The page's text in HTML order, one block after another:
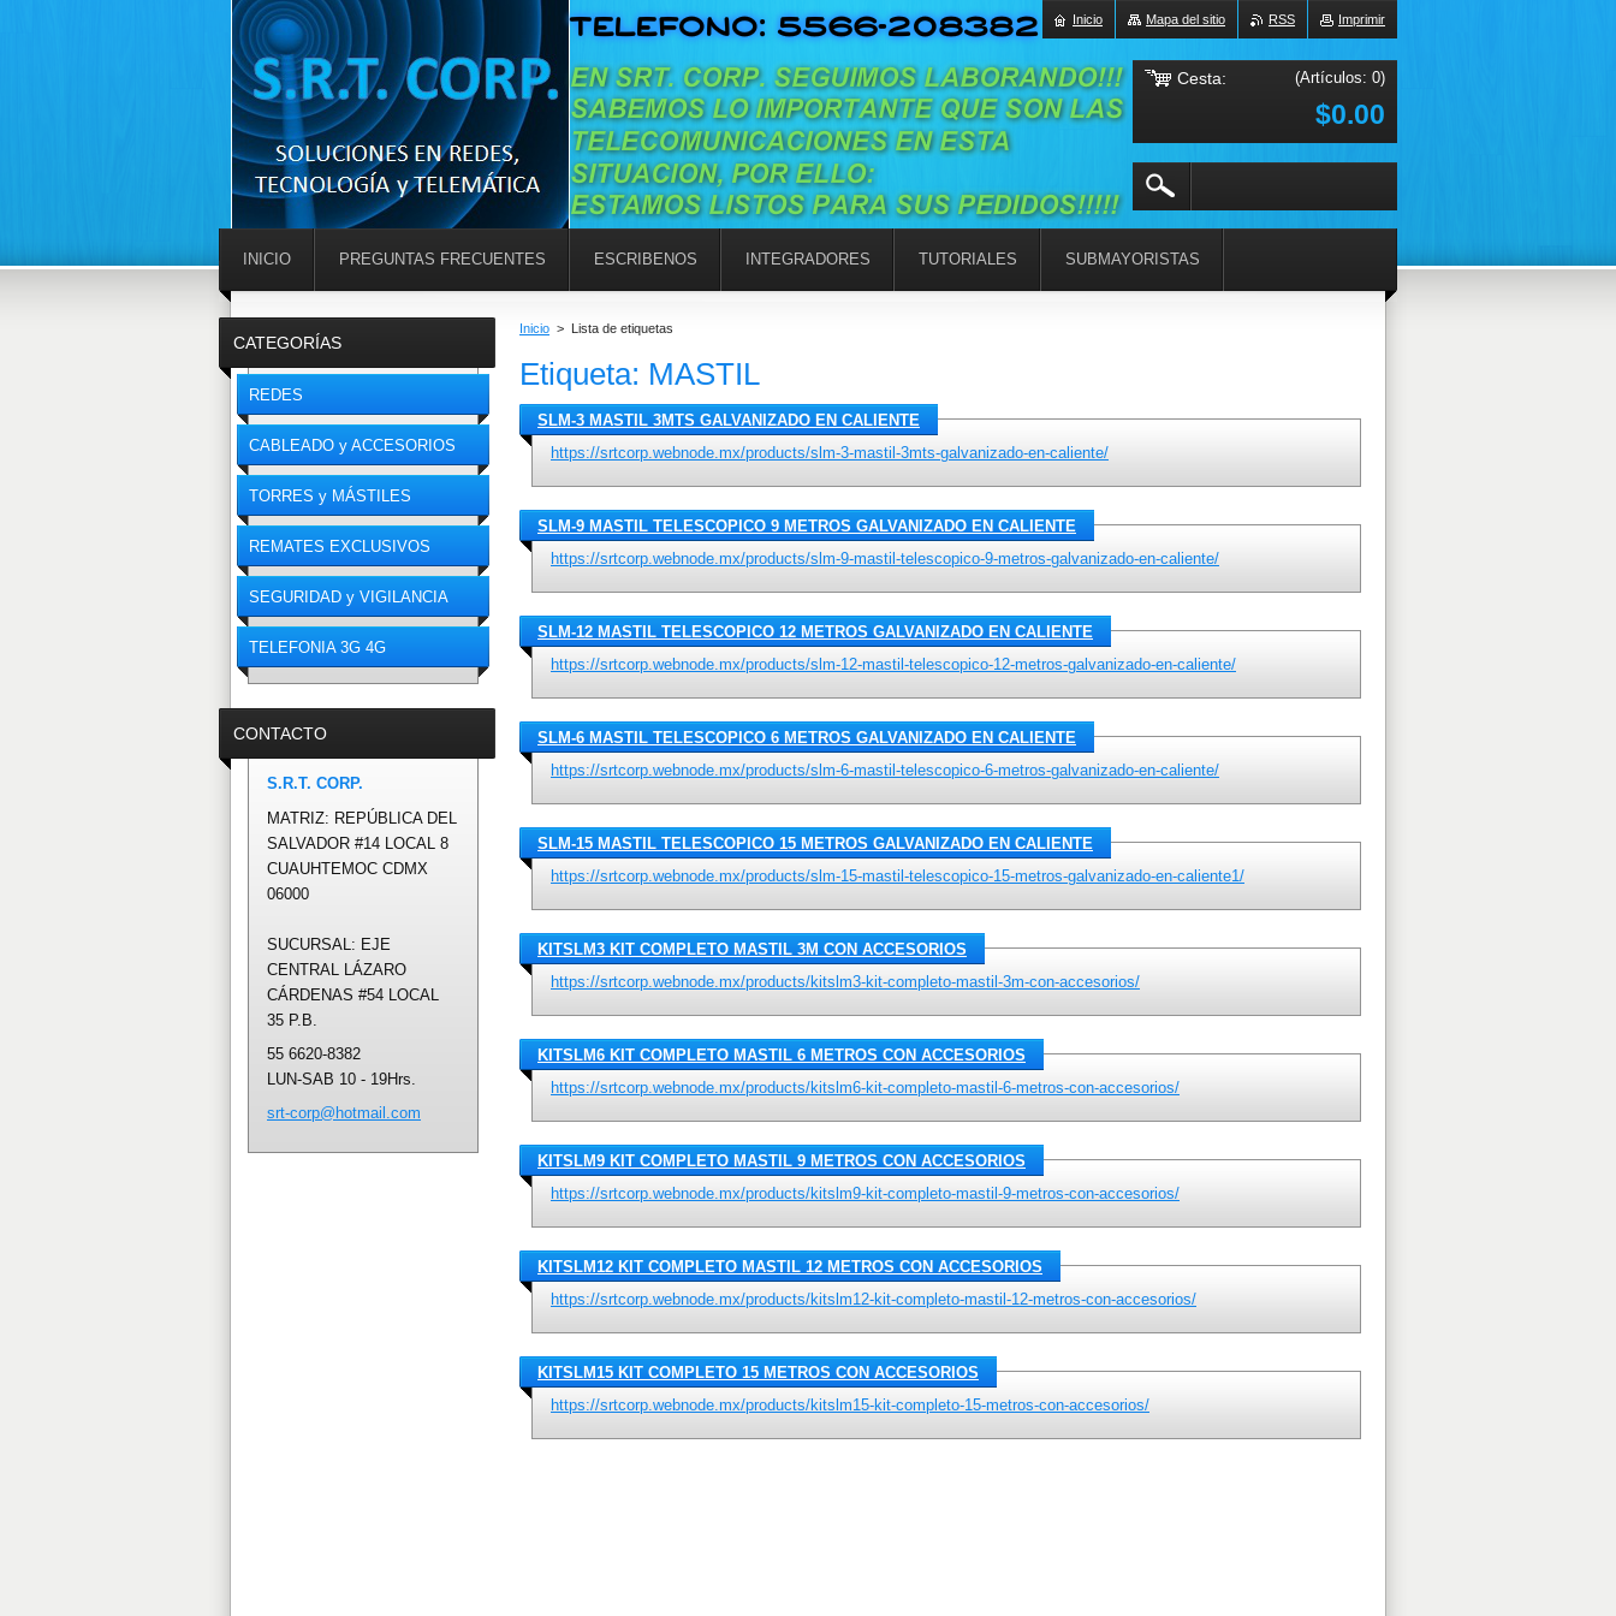
Inicio > Lista de etiquetas
Etiqueta: MASTIL
SLM-3 MASTIL 3MTS GALVANIZADO EN CALIENTE
https://srtcorp.webnode.mx/products/slm-3-mastil-3mts-galvanizado-en-caliente/
SLM-9 MASTIL TELESCOPICO 9 METROS GALVANIZADO EN CALIENTE
https://srtcorp.webnode.mx/products/slm-9-mastil-telescopico-9-metros-galvanizado-en-caliente/
SLM-12 MASTIL TELESCOPICO 12 METROS GALVANIZADO EN CALIENTE
https://srtcorp.webnode.mx/products/slm-12-mastil-telescopico-12-metros-galvanizado-en-caliente/
SLM-6 MASTIL TELESCOPICO 6 METROS GALVANIZADO EN CALIENTE
https://srtcorp.webnode.mx/products/slm-6-mastil-telescopico-6-metros-galvanizado-en-caliente/
SLM-15 MASTIL TELESCOPICO 15 METROS GALVANIZADO EN CALIENTE
https://srtcorp.webnode.mx/products/slm-15-mastil-telescopico-15-metros-galvanizado-en-caliente1/
KITSLM3 KIT COMPLETO MASTIL 3M CON ACCESORIOS
https://srtcorp.webnode.mx/products/kitslm3-kit-completo-mastil-3m-con-accesorios/
KITSLM6 KIT COMPLETO MASTIL 6 METROS CON ACCESORIOS
https://srtcorp.webnode.mx/products/kitslm6-kit-completo-mastil-6-metros-con-accesorios/
KITSLM9 KIT COMPLETO MASTIL 9 METROS CON ACCESORIOS
https://srtcorp.webnode.mx/products/kitslm9-kit-completo-mastil-9-metros-con-accesorios/
KITSLM12 KIT COMPLETO MASTIL 12 METROS CON ACCESORIOS
https://srtcorp.webnode.mx/products/kitslm12-kit-completo-mastil-12-metros-con-accesorios/
KITSLM15 KIT COMPLETO 15 METROS CON ACCESORIOS
https://srtcorp.webnode.mx/products/kitslm15-kit-completo-15-metros-con-accesorios/
CATEGORÍAS
REDES
CABLEADO y ACCESORIOS
TORRES y MÁSTILES
REMATES EXCLUSIVOS
SEGURIDAD y VIGILANCIA
TELEFONIA 3G 4G
CONTACTO
S.R.T. CORP.
MATRIZ: REPÚBLICA DEL
SALVADOR #14 LOCAL 8
CUAUHTEMOC CDMX
06000
SUCURSAL: EJE
CENTRAL LÁZARO
CÁRDENAS #54 LOCAL
35 P.B.
55 6620-8382
LUN-SAB 10 - 19Hrs.
srt-corp@hotmail .com
INICIO PREGUNTAS FRECUENTES ESCRIBENOS INTEGRADORES TUTORIALES SUBMAYORISTAS
Imprimir
RSS
Mapa del sitio
Inicio
Cesta: (Artículos: 0)
$0.00